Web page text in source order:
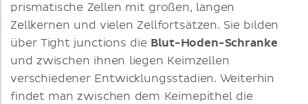
prismatische Zellen mit großen, langen
Zellkernen und vielen Zellfortsätzen. Sie bilden
über Tight junctions die Blut-Hoden-Schranke
und zwischen ihnen liegen Keimzellen
verschiedener Entwicklungsstadien. Weiterhin
findet man zwischen dem Keimepithel die